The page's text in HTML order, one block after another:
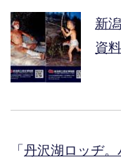
新
資
「 丹沢湖ロッヂ